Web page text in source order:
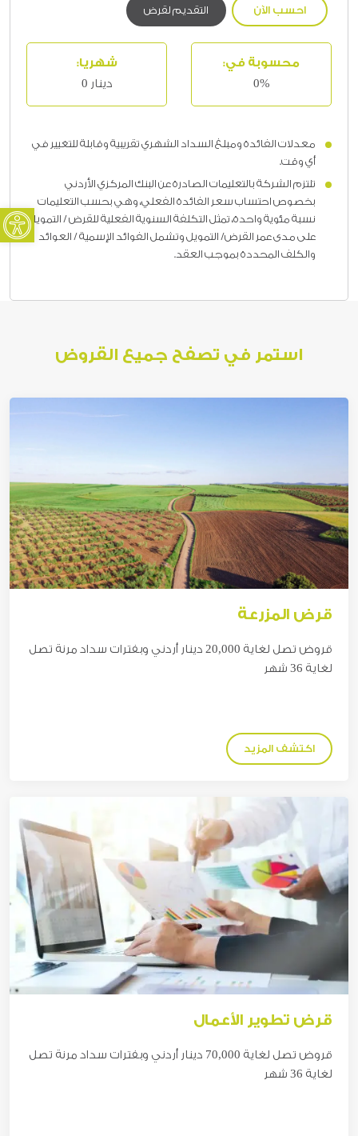
احسب الآن التقديم لقرض
محسوبة في:
0%
شهريا:
دينار 0
معدلات الفائدة ومبلغ السداد الشهري تقريبية وقابلة للتغيير في
أي وقت.
تلتزم الشركة بالتعليمات الصادرة عن البنك المركزي الأردني
بخصوص احتساب سعر الفائدة الفعلي، وهي بحسب التعليمات
نسبة مئوية واحدة، تمثل التكلفة السنوية الفعلية للقرض / التمويل
على مدى عمر القرض/ التمويل وتشمل الفوائد الإسمية / العوائد
والكلف المحددة بموجب العقد.
استمر في تصفح جميع القروض
قرض المزرعة
قروض تصل لغاية 2 0,000 دينار
أردني وبفترات سداد مرنة تصل
لغاية 36 شهر
اكتشف المزيد
قرض تطوير الأعمال
قروض تصل لغاية 70,000 دينار أردني وبفترات سداد مرنة تصل
لغاية 36 شهر